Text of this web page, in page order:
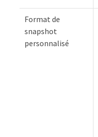
Format de
snapshot
personnalisé